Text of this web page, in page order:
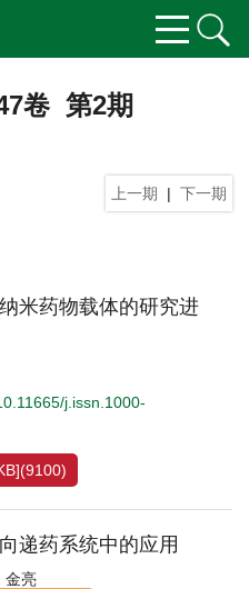
卷 第2期
上一期 | 下一期
米药物载体的研究进
j.issn.1000-
](9100)
递药系统中的应用
金亮